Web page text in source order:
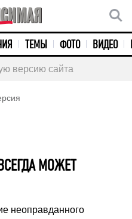
ТЕМЫ ФОТО ВИДЕО
версию сайта
МОЖЕТ
неоправданного